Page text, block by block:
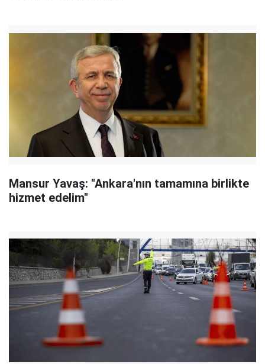
Mansur Yavaş: "Ankara'nın tamamına birlikte
hizmet edelim"